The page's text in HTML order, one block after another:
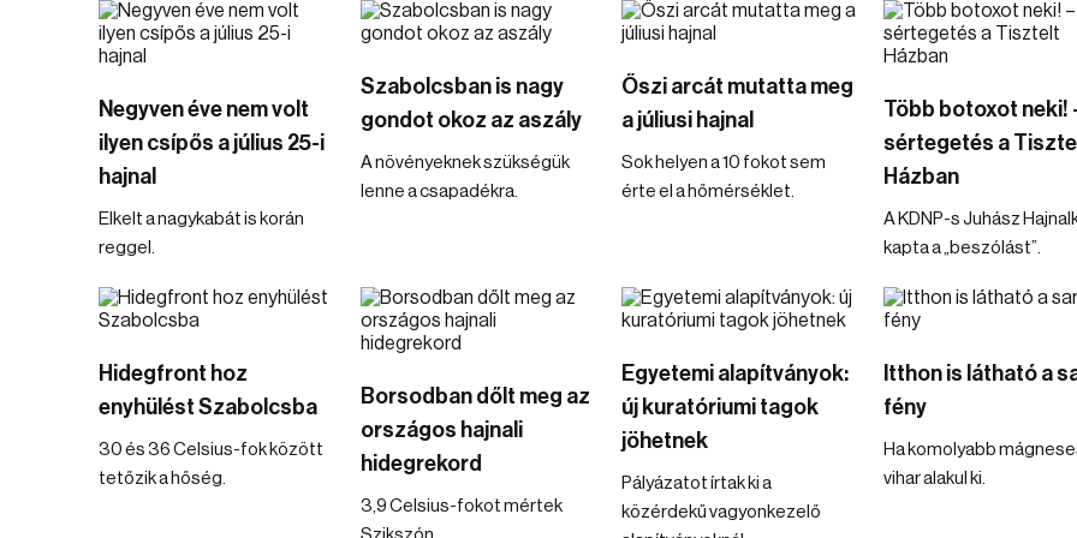
Negyven éve nem volt
ilyen csípős a július 25-i
hajnal
Elkelt a nagykabát is korán
reggel.
Szabolcsban is nagy
gondot okoz az aszály
A növényeknek szükségük
lenne a csapadékra.
Őszi arcát mutatta meg
a júliusi hajnal
Sok helyen a 10 fokot sem
érte el a hőmérséklet.
Több botoxot neki!
sértegetés a
Házban
A KDNP-s Juhász
kapta a „beszólást”.
Hidegfront hoz
enyhülést Szabolcsba
30 és 36 Celsius-fok között
tetőzik a hőség.
Borsodban dőlt meg az
országos hajnali
hidegrekord
3,9 Celsius-fokot mértek
Egyetemi alapítványok:
új kuratóriumi tagok
jöhetnek
Pályázatot írtak ki a
közérdekű vagyonkezelő
Itthon is látható a
fény
Ha komolyabb
vihar alakul ki.